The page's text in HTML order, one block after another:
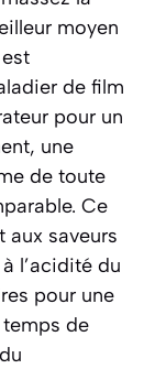
moyen
de film
pour un
une
de toute
Ce
aux saveurs
l’acidité du
pour une
temps de